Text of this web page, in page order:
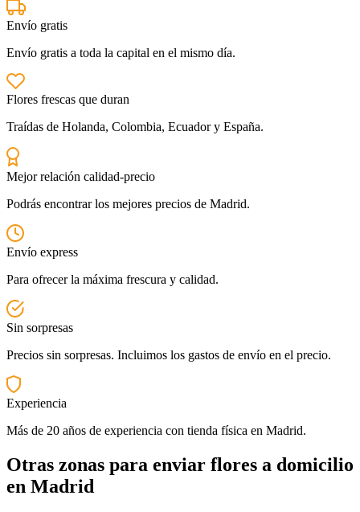
Envío gratis
Envío gratis a toda la capital en el mismo día.
Flores frescas que duran
Traídas de Holanda, Colombia, Ecuador y España.
Mejor relación calidad-precio
Podrás encontrar los mejores precios de Madrid.
Envío express
Para ofrecer la máxima frescura y calidad.
Sin sorpresas
Precios sin sorpresas. Incluimos los gastos de envío en el precio.
Experiencia
Más de 20 años de experiencia con tienda física en Madrid.
Otras zonas para enviar flores a domicilio
en Madrid